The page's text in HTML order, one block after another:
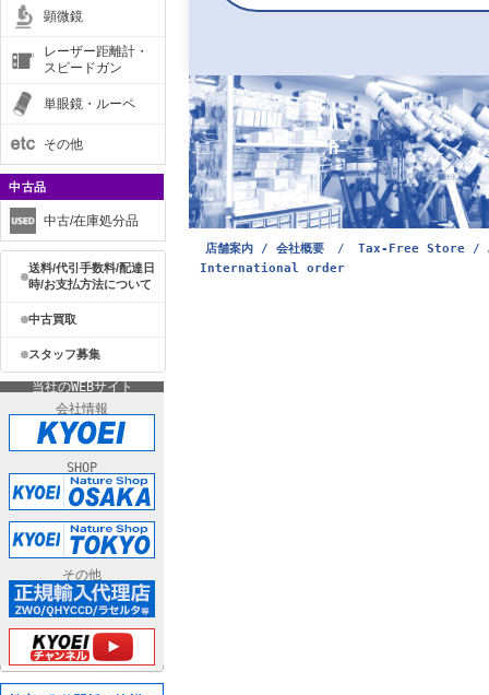
顕微鏡
レーザー距離計・
スピードガン
単眼鏡・ルーペ
その他
中古品
中古/在庫処分品
送料/代引手数料/配達日
時/お支払方法について
中古買取
スタッフ募集
当社のWEBサイト
会社情報
SHOP
その他
店舗案内 / 会社概要 /
Tax-Free Store /
International order